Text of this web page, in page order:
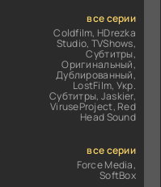
все серии
Coldfilm, HDrezka
Studio, TVShows,
Субтитры,
Оригинальный,
Дублированный,
LostFilm, Укр.
Субтитры, Jaskier,
ViruseProject, Red
Head Sound
все серии
Force Media,
SoftBox